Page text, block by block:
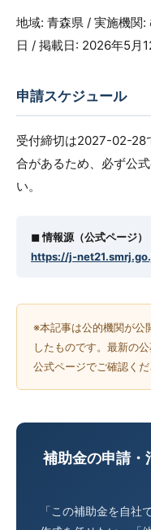
地域: 青森県 / 実施機関
日 / 掲載日: 2026年5月
申請スケジュール
受付締切は2027-02-28
合があるため、必ず公
い。
◼︎ 情報源（公式ページ）
https://j-
※本記事は公的機関が公
したものです。最新の
公式ページでご確認くだ
補助金の申請・
「この補助金を自社